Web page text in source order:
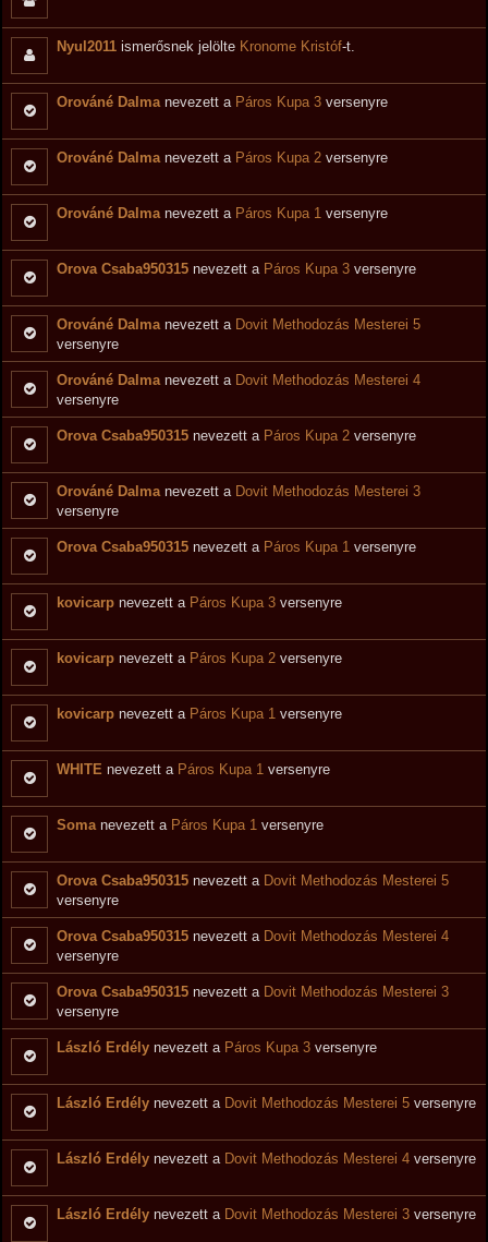
Nyul2011 ismerősnek jelölte Kronome Kristóf-t.
Orováné Dalma nevezett a Páros Kupa 3 versenyre
Orováné Dalma nevezett a Páros Kupa 2 versenyre
Orováné Dalma nevezett a Páros Kupa 1 versenyre
Orova Csaba950315 nevezett a Páros Kupa 3 versenyre
Orováné Dalma nevezett a Dovit Methodozás Mesterei 5
versenyre
Orováné Dalma nevezett a Dovit Methodozás Mesterei 4
versenyre
Orova Csaba950315 nevezett a Páros Kupa 2 versenyre
Orováné Dalma nevezett a Dovit Methodozás Mesterei 3
versenyre
Orova Csaba950315 nevezett a Páros Kupa 1 versenyre
kovicarp nevezett a Páros Kupa 3 versenyre
kovicarp nevezett a Páros Kupa 2 versenyre
kovicarp nevezett a Páros Kupa 1 versenyre
WHITE nevezett a Páros Kupa 1 versenyre
Somanevezett a Páros Kupa 1 versenyre
Orova Csaba950315 nevezett a Dovit Methodozás Mesterei 5
versenyre
Orova Csaba950315 nevezett a Dovit Methodozás Mesterei 4
versenyre
Orova Csaba950315 nevezett a Dovit Methodozás Mesterei 3
versenyre
László Erdély nevezett a Páros Kupa 3 versenyre
László Erdély nevezett a Dovit Methodozás Mesterei 5 versenyre
László Erdély nevezett a Dovit Methodozás Mesterei 4 versenyre
László Erdély nevezett a Dovit Methodozás Mesterei 3 versenyre